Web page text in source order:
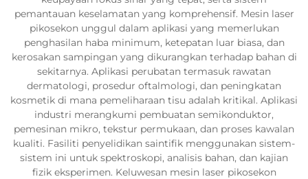
pemantauan keselamatan yang komprehensif. Mesin laser
pikosekon unggul dalam aplikasi yang memerlukan
penghasilan haba minimum, ketepatan luar biasa, dan
kerosakan sampingan yang dikurangkan terhadap bahan di
sekitarnya. Aplikasi perubatan termasuk rawatan
dermatologi, prosedur oftalmologi, dan peningkatan
kosmetik di mana pemeliharaan tisu adalah kritikal. Aplikasi
industri merangkumi pembuatan semikonduktor,
pemesinan mikro, tekstur permukaan, dan proses kawalan
kualiti. Fasiliti penyelidikan saintifik menggunakan sistem-
sistem ini untuk spektroskopi, analisis bahan, dan kajian
fizik eksperimen. Keluwesan mesin laser pikosekon